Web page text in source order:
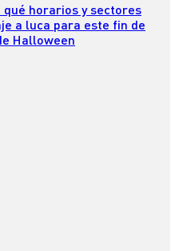
qué horarios y sectores
a luca para este fin de
Halloween